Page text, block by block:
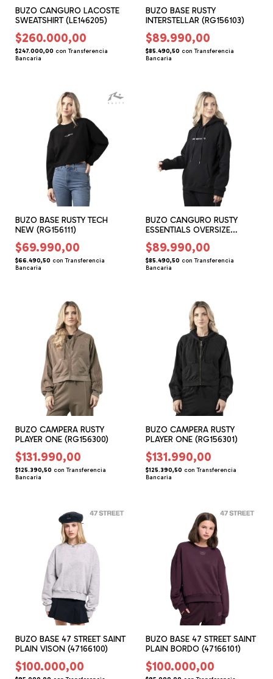
BUZO CANGURO LACOSTE
SWEATSHIRT (LE146205)
$260.000,00
$247.000,00 con Transferencia
Bancaria
BUZO BASE RUSTY
INTERSTELLAR (RG156103)
$89.990,00
$85.490,50 con Transferencia
Bancaria
BUZO BASE RUSTY TECH
NEW (RG156111)
$69.990,00
$66.490,50 con Transferencia
Bancaria
BUZO CANGURO RUSTY
ESSENTIALS OVERSIZE
(RG156204)
$89.990,00
$85.490,50 con Transferencia
Bancaria
BUZO CAMPERA RUSTY
PLAYER ONE (RG156300)
$131.990,00
$125.390,50 con Transferencia
Bancaria
BUZO CAMPERA RUSTY
PLAYER ONE (RG156301)
$131.990,00
$125.390,50 con Transferencia
Bancaria
BUZO BASE 47 STREET SAINT
PLAIN VISON (47166100)
$100.000,00
BUZO BASE 47 STREET SAINT
PLAIN BORDO (47166101)
$100.000,00